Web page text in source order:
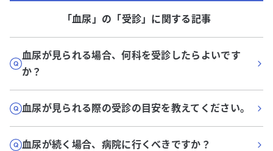
「血尿」 の「受診」に関する記事
血尿が見られる場合、何科を受診したらよいです
か？
血尿が見られる際の受診の目安を教えてください。
血尿が続く場合、病院に行くべきですか？